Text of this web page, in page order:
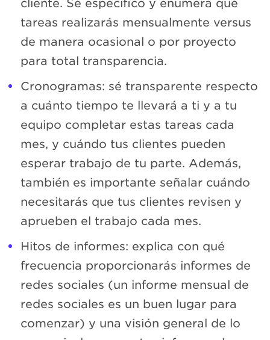
cliente. Sé específico y enumera qué
tareas realizarás mensualmente versus
de manera ocasional o por proyecto
para total transparencia.
Cronogramas: sé transparente respecto
a cuánto tiempo te llevará a ti y a tu
equipo completar estas tareas cada
mes, y cuándo tus clientes pueden
esperar trabajo de tu parte. Además,
también es importante señalar cuándo
necesitarás que tus clientes revisen y
aprueben el trabajo cada mes.
Hitos de informes: explica con qué
frecuencia proporcionarás informes de
redes sociales (un informe mensual de
redes sociales es un buen lugar para
comenzar) y una visión general de lo